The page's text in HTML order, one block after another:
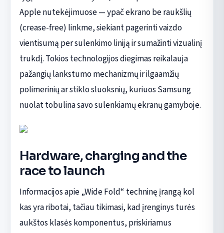
Apple nutekėjimuose — ypač ekrano be raukšlių
(crease-free) linkme, siekiant pagerinti vaizdo
vientisumą per sulenkimo liniją ir sumažinti vizualinį
trukdį. Tokios technologijos diegimas reikalauja
pažangių lankstumo mechanizmų ir ilgaamžių
polimerinių ar stiklo sluoksnių, kuriuos Samsung
nuolat tobulina savo sulenkiamų ekranų gamyboje.
Hardware, charging and the
race to launch
Informacijos apie „Wide Fold“ techninę įrangą kol
kas yra ribotai, tačiau tikimasi, kad įrenginys turės
aukštos klasės komponentus, priskiriamus